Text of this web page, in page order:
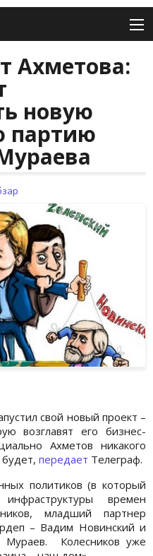
Ахметова:
новую
партию
свой новый проект –
возглавят его бизнес-
Ахметов никакого
передает Телеграф.
политиков (в который
времен
младший партнер
– Вадим Новинский и
Мураев. Колесников уже